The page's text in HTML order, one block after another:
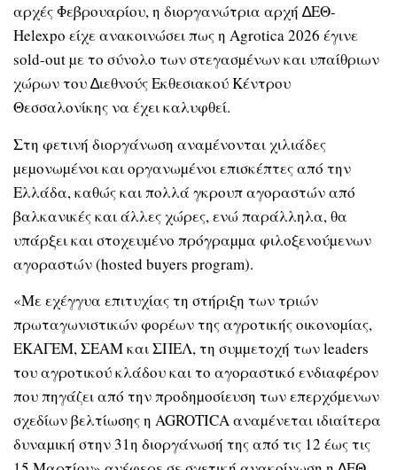
αρχές Φεβρουαρίου, η διοργανώτρια αρχή ∆ΕΘ-
Helexpo είχε ανακοινώσει πως η Agrotica 2026 έγινε
sold-out µε το σύνολο των στεγασµένων και υπαίθριων
χώρων του ∆ιεθνούς Εκθεσιακού Κέντρου
Θεσσαλονίκης να έχει καλυφθεί.
Στη φετινή διοργάνωση αναµένονται χιλιάδες
µεµονωµένοι και οργανωµένοι επισκέπτες από την
Ελλάδα, καθώς και πολλά γκρουπ αγοραστών από
βαλκανικές και άλλες χώρες, ενώ παράλληλα, θα
υπάρξει και στοχευµένο πρόγραµµα φιλοξενούµενων
αγοραστών (hosted buyers program).
«Με εχέγγυα επιτυχίας τη στήριξη των τριών
πρωταγωνιστικών φορέων της αγροτικής οικονοµίας,
ΕΚΑΓΕΜ, ΣΕΑΜ και ΣΠΕΛ, τη συµµετοχή των leaders
του αγροτικού κλάδου και το αγοραστικό ενδιαφέρον
που πηγάζει από την προδηµοσίευση των επερχόµενων
σχεδίων βελτίωσης η AGROTICA αναµένεται ιδιαίτερα
δυναµική στην 31η διοργάνωσή της από τις 12 έως τις